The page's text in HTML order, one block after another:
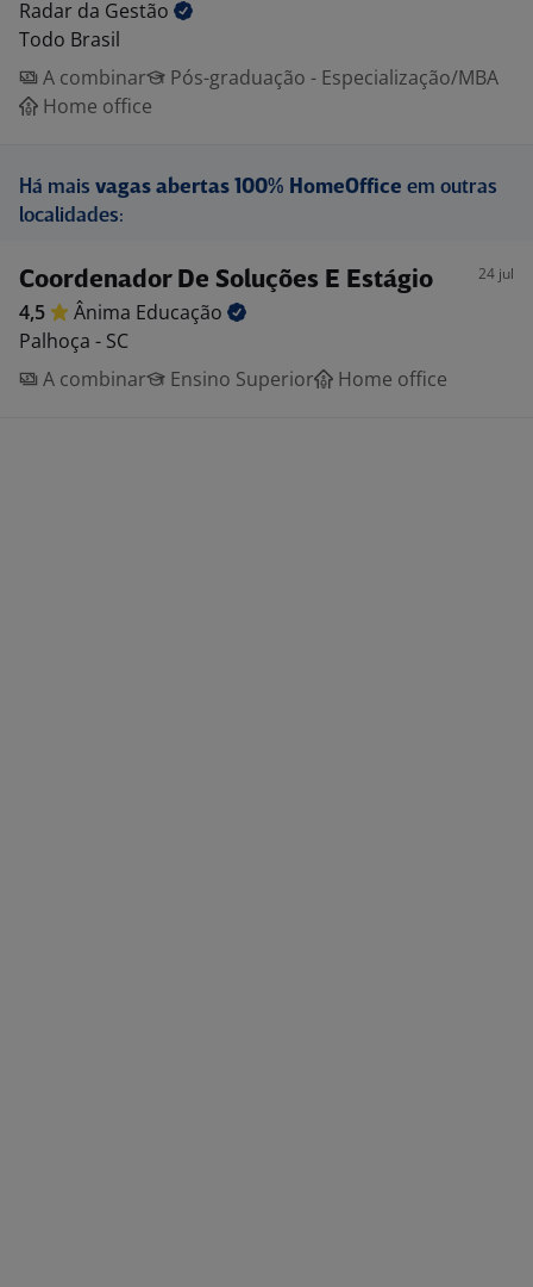
Radar da Gestão
Todo Brasil
A combinar
Pós-graduação - Especialização/MBA
Home office
Há mais vagas abertas 100% HomeOffice em outras
localidades:
Coordenador De Soluções E Estágio 24 jul
4,5 Ânima Educação
Palhoça - SC
A combinar
Ensino Superior Home office